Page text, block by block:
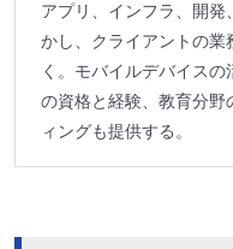
アプリ、インフラ、開
かし、クライアントの業
く。モバイルデバイス
の資格と経験、教育分野
ィングも提供する。